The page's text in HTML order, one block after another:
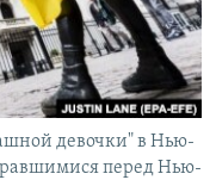
девочки" в Нью-
перед Нью-